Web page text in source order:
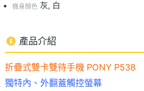
機身顏色 灰, 白
產品介紹
折疊式雙卡雙待手機 PONY P538
獨特內、外翻蓋觸控螢幕